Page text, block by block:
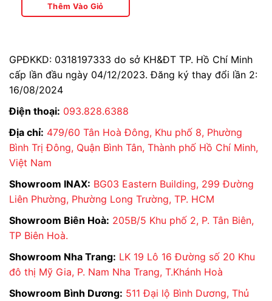
Thêm Vào Giỏ
GPĐKKD: 0318197333 do sở KH&ĐT TP. Hồ Chí Minh
cấp lần đầu ngày 04/12/2023. Đăng ký thay đổi lần 2:
16/08/2024
Điện thoại: 093.828.6388
Địa chỉ: 479/60 Tân Hoà Đông, Khu phố 8, Phường
Bình Trị Đông, Quận Bình Tân, Thành phố Hồ Chí Minh,
Việt Nam
Showroom INAX: BG03 Eastern Building, 299 Đường
Liên Phường, Phường Long Trường, TP. HCM
Showroom Biên Hoà: 205B/5 Khu phố 2, P. Tân Biên,
TP Biên Hoà.
Showroom Nha Trang: LK 19 Lô 16 Đường số 20 Khu
đô thị Mỹ Gia, P. Nam Nha Trang, T.Khánh Hoà
Showroom Bình Dương: 511 Đại lộ Bình Dương, Thủ